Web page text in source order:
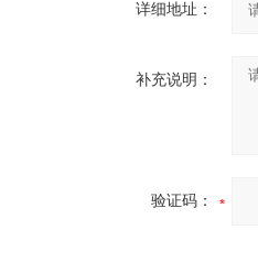
详细地址：
补充说明：
验证码：